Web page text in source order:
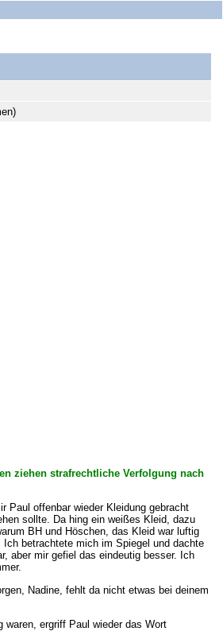
ziehen strafrechtliche Verfolgung nach
Paul offenbar wieder Kleidung gebracht
sollte. Da hing ein weißes Kleid, dazu
BH und Höschen, das Kleid war luftig
betrachtete mich im Spiegel und dachte
aber mir gefiel das eindeutig besser. Ich
Nadine, fehlt da nicht etwas bei deinem
ergriff Paul wieder das Wort